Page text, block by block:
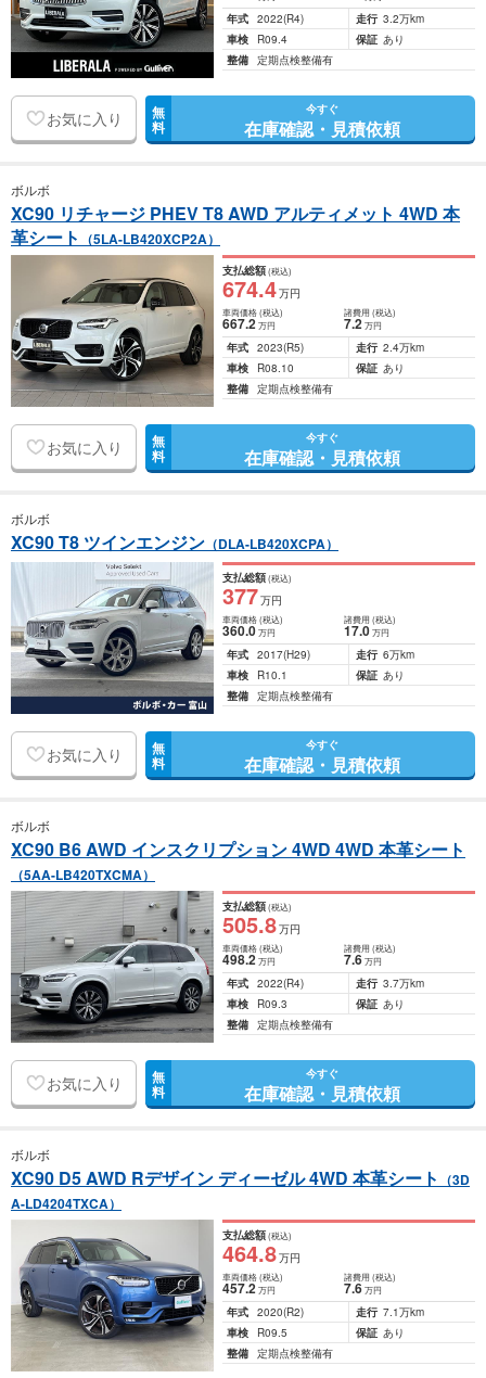
年式 2022(R4) 走行 3.2万km
車検
R09.4 保証 あり
整備 定期点検整備有
お気に入り 無
料
今すぐ
在庫確認・見積依頼
ボルボ
XC90 リチャージ PHEV T8 AWD アルティメット 4WD 本
革シート （5LA-LB420XCP2A）
支払総額(税込)
674.4万円
車両価格(税込)
667.2万円
諸費用 (税込)
7.2 万円
年式 2023(R5) 走行 2.4万km
車検
R08.10 保証 あり
整備 定期点検整備有
お気に入り 無
料
今すぐ
在庫確認・見積依頼
ボルボ
XC90 T8 ツインエンジン （DLA-LB420XCPA）
支払総額(税込)
377万円
車両価格(税込)
360.0万円
諸費用 (税込)
17.0 万円
年式 2017(H29) 走行 6万km
車検
R10.1 保証 あり
整備 定期点検整備有
お気に入り 無
料
今すぐ
在庫確認・見積依頼
ボルボ
XC90 B6 AWD インスクリプション 4WD 4WD 本革シート
（5AA-LB420TXCMA）
支払総額(税込)
505.8万円
車両価格(税込)
498.2万円
諸費用 (税込)
7.6 万円
年式 2022(R4) 走行 3.7万km
車検
R09.3 保証 あり
整備 定期点検整備有
お気に入り 無
料
今すぐ
在庫確認・見積依頼
ボルボ
XC90 D5 AWD Rデザイン ディーゼル 4WD 本革シート （3D
A-LD4204TXCA）
支払総額(税込)
464.8万円
車両価格(税込)
457.2万円
諸費用 (税込)
7.6 万円
年式 2020(R2) 走行 7.1万km
車検
R09.5 保証 あり
整備 定期点検整備有